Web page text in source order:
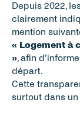
Depuis 2022,
clairement
mention
« Logement à
», afin
départ.
Cette
surtout dans